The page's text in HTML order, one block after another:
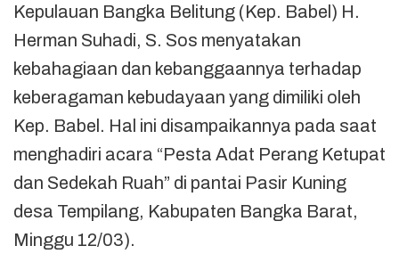
Kepulauan Bangka Belitung (Kep. Babel) H.
Herman Suhadi, S. Sos menyatakan
kebahagiaan dan kebanggaannya terhadap
keberagaman kebudayaan yang dimiliki oleh
Kep. Babel. Hal ini disampaikannya pada saat
menghadiri acara “Pesta Adat Perang Ketupat
dan Sedekah Ruah” di pantai Pasir Kuning
desa Tempilang, Kabupaten Bangka Barat,
Minggu 12/03).